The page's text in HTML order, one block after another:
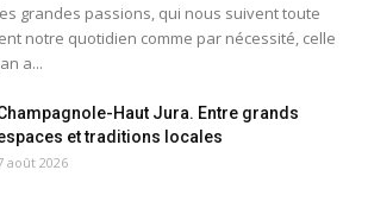
grandes passions, qui nous suivent toute
notre quotidien comme par nécessité, celle
a...
Haut Jura. Entre grands
et traditions locales
août 2026